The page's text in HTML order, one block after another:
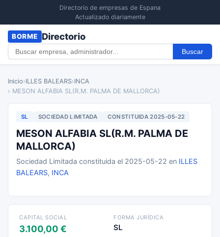
Directorio de empresas de Espana
Actualizado diariamente
BORME Directorio
Buscar
Inicio›ILLES BALEARS›INCA
› MESON ALFABIA SL(R.M. PALMA DE MALLORCA)
SL SOCIEDAD LIMITADA CONSTITUIDA 2025-05-22
MESON ALFABIA SL(R.M. PALMA DE
MALLORCA)
Sociedad Limitada constituida el 2025-05-22 en ILLES
BALEARS, INCA
CAPITAL SOCIAL
3.100,00 €
FORMA JURÍDICA
SL